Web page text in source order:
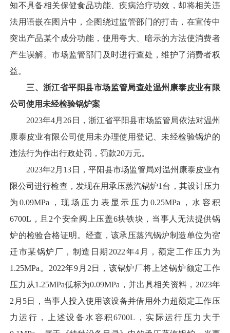
知不具备相关保健食品功能、疾病治疗功效，却将相关违
法用语嵌在图片中，企图绕过监管部门的打击，在宣传中
突出产品某个成分功能，使用夸大、暗示的方法使消费者
产生误解。市场监管部门及时进行查处，维护了消费者权
益。
三、浙江省平阳县市场监管局查处温州康泰皮业有限
公司使用未经检验锅炉案
2023年4月26日，浙江省平阳县市场监管局依法对温州
康泰皮业有限公司使用未办理使用登记、未经检验锅炉的
违法行为作出行政处罚，罚款20万元。
2023年2月13日，平阳县市场监管局对温州康泰皮业有
限公司进行检查，发现在用承压蒸汽锅炉1台，其设计压力
为0.09MPa，现场压力表显示压力0.25MPa，水容积
6700L，且2个安全阀上压盖6块铁块，当事人无法提供锅
炉的检验合格证明。经查，该承压蒸汽锅炉制造单位为宿
迁市某锅炉厂，制造日期2022年4月，额定工作压力为
1.25MPa。2022年9月2日，该锅炉厂将上述锅炉额定工作
压力从1.25MPa低标为0.09MPa，并出具相关资料，2023年
2月5日，当事人投入使用该设备并借用外力超额定工作压
力运行，上述设备水容积6700L，实际运行压力大于